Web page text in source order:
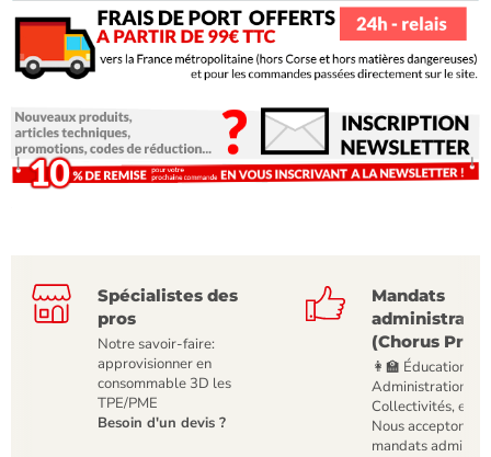
Spécialistes des
pros
Notre savoir-faire:
approvisionner en
consommable 3D les
TPE/PME
Besoin d'un devis ?
Mandats
(Chorus Pro)
👩‍🏫 Éducation,
Administrations,
Collectivités, etc
Nous acceptons
mandats